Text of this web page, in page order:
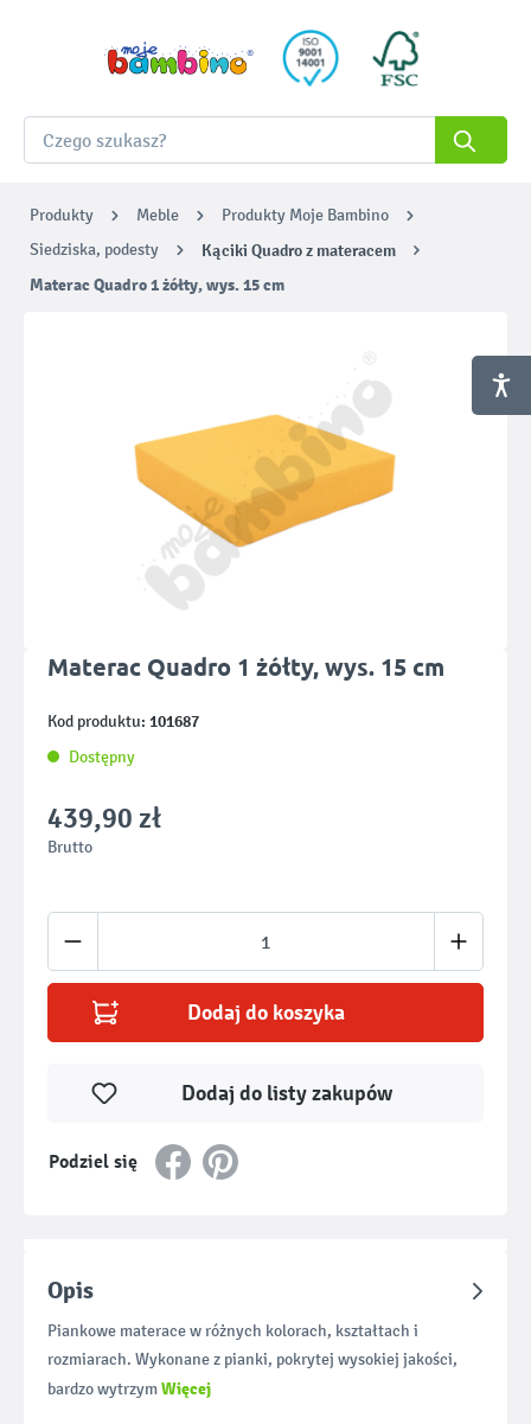
Produkty Meble
Produkty Moje Bambino
Siedziska, podesty
Kąciki Quadro z materacem
Materac Quadro 1 żółty, wys. 15 cm
Materac Quadro 1 żółty, wys. 15 cm
Kod produktu: 101687
Dostępny
439,90 zł
Brutto
Ilość produktu: Wprowadź żądaną ilość
Dodaj do koszyka
Podziel się
Dodaj do listy zakupów
Opis
Piankowe materace w różnych kolorach, kształtach i
rozmiarach. Wykonane z pianki, pokrytej wysokiej jakości,
bardzo wytrzymWięcej